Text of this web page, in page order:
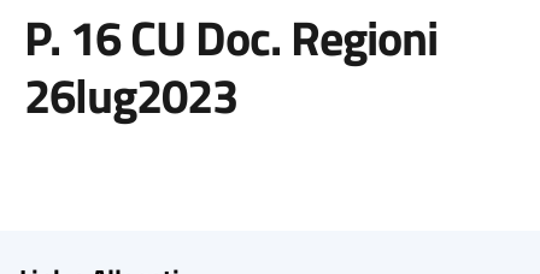
P. 16 CU Doc. Regioni
26lug2023